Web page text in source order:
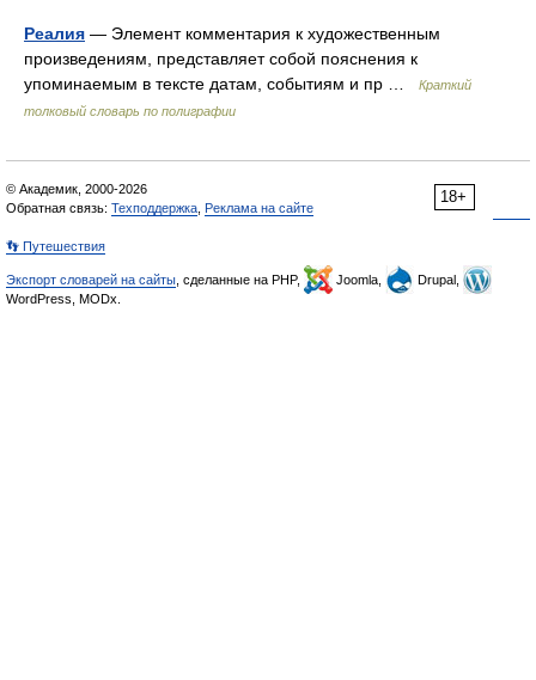
Реалия — Элемент комментария к художественным
произведениям, представляет собой пояснения к
упоминаемым в тексте датам, событиям и пр …
Краткий
толковый словарь по полиграфии
18+
© Академик, 2000-2026
Обратная связь: Техподдержка Реклама на сайте
👣 Путешествия
Экспорт словарей на сайты , сделанные на PHP, Joomla,
Drupal,
WordPress, MODx.